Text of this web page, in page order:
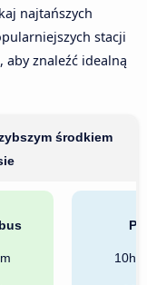
najtańszych
stacji
aby znaleźć idealną
środkiem
10h